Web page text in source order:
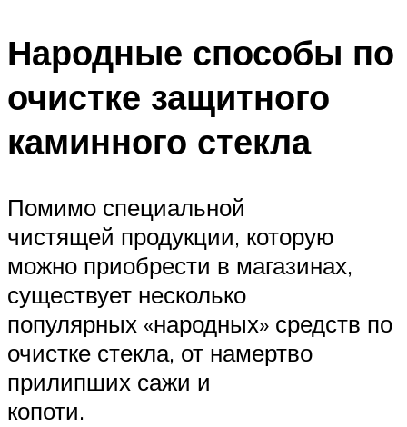
Народные способы по
очистке защитного
каминного стекла
Помимо специальной
чистящей продукции, которую
можно приобрести в магазинах,
существует несколько
популярных «народных» средств по
очистке стекла, от намертво
прилипших сажи и
копоти.